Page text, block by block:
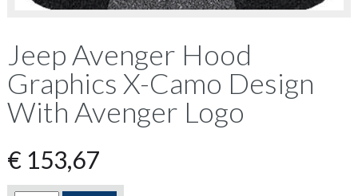
Jeep Avenger Hood
Graphics X-Camo Design
With Avenger Logo
€153,67